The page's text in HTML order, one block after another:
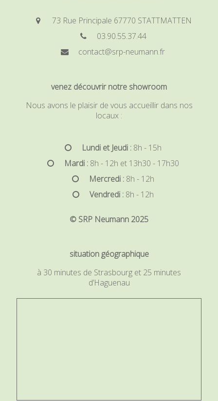
73 Rue Principale 67770 STATTMATTEN
03.90.55.37.44
contact@srp-neumann.fr
venez découvrir notre showroom
Nous avons le plaisir de vous accueillir dans nos
locaux :
Lundi et Jeudi : 8h - 15h
Mardi : 8h - 12h et 13h30 - 17h30
Mercredi : 8h - 12h
Vendredi : 8h - 12h
© SRP Neumann 2025
situation géographique
à 30 minutes de Strasbourg et 25 minutes
d’Haguenau